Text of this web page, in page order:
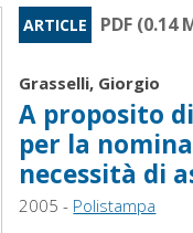
ARTICLE PDF (0.14
Grasselli, Giorgio
A proposito
per la
necessità di
2005 - Polistampa